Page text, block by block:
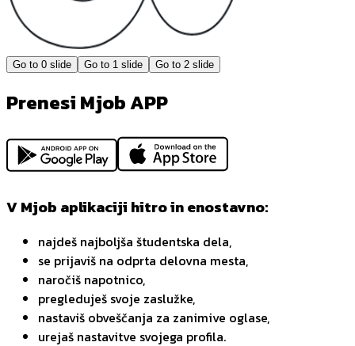
Go to 0 slide Go to 1 slide Go to 2 slide
Prenesi Mjob APP
V Mjob aplikaciji hitro in enostavno:
najdeš najboljša študentska dela,
se prijaviš na odprta delovna mesta,
naročiš napotnico,
pregleduješ svoje zaslužke,
nastaviš obveščanja za zanimive oglase,
urejaš nastavitve svojega profila.